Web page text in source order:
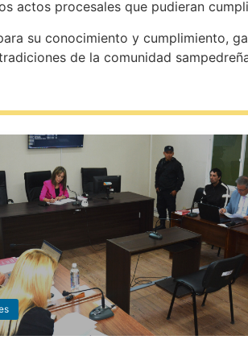
actos procesales que pudieran
su conocimiento y cumplimiento,
de la comunidad